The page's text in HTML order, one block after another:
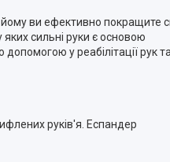
ви ефективно покращите
сильні руки є основою
у реабілітації рук
руків'я. Еспандер